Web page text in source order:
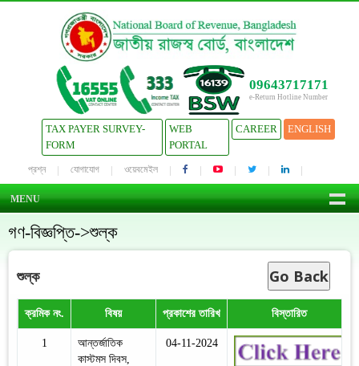
09643717171
e-Return Hotline Number
TAX PAYER SURVEY-
FORM
WEB
PORTAL
CAREER ENGLISH
প্রশ্ন যোগাযোগ ওয়েবমেইল
MENU
গণ-বিজ্ঞপ্তি->শুল্ক
শুল্ক Go Back
ক্রমিক নং. বিষয় প্রকাশের তারিখ বিস্তারিত
1
আন্তর্জাতিক
কাস্টমস দিবস,
04-11-2024